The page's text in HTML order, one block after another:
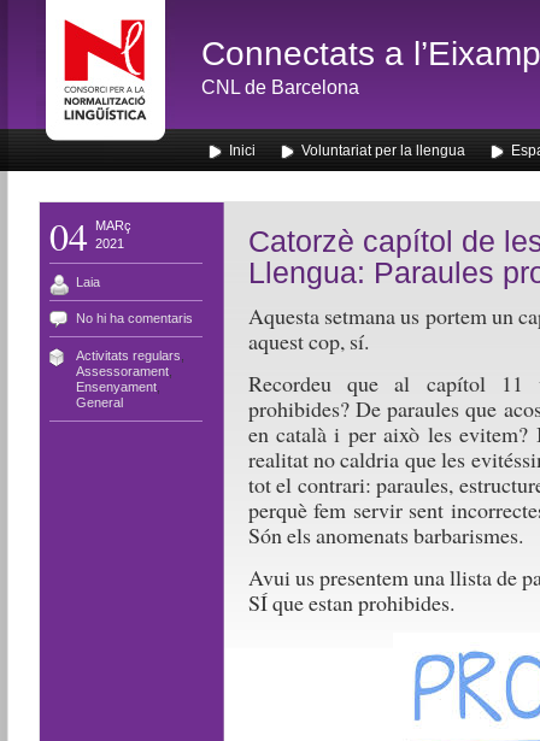
Connectats a
CNL de Barcelona
Inici Voluntariat per la llengua
04
MARç
2021
Laia
No hi ha comentaris
Activitats regulars
Assessorament,
Ensenyament,
General
Catorzè capítol de
Llengua: Paraules
Aquesta setmana us portem un
aquest cop, sí.
Recordeu que al capítol 11
prohibides? De paraules que
en català i per això les evitem?
realitat no caldria que les
tot el contrari: paraules,
perquè fem servir sent
Són els anomenats barbarismes.
Avui us presentem una llista de
SÍ que estan prohibides.